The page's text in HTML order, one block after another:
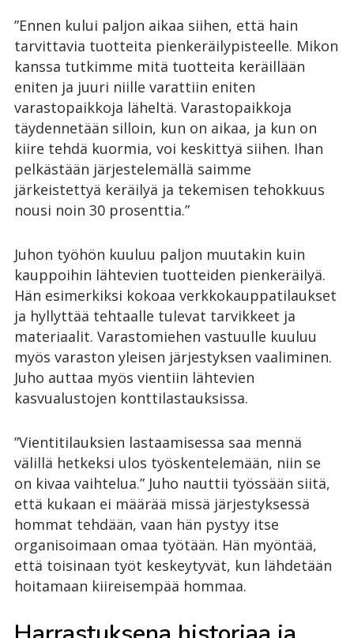
”Ennen kului paljon aikaa siihen, että hain
tarvittavia tuotteita pienkeräilypisteelle. Mikon
kanssa tutkimme mitä tuotteita keräillään
eniten ja juuri niille varattiin eniten
varastopaikkoja läheltä. Varastopaikkoja
täydennetään silloin, kun on aikaa, ja kun on
kiire tehdä kuormia, voi keskittyä siihen. Ihan
pelkästään järjestelemällä saimme
järkeistettyä keräilyä ja tekemisen tehokkuus
nousi noin 30 prosenttia.”
Juhon työhön kuuluu paljon muutakin kuin
kauppoihin lähtevien tuotteiden pienkeräilyä.
Hän esimerkiksi kokoaa verkkokauppatilaukset
ja hyllyttää tehtaalle tulevat tarvikkeet ja
materiaalit. Varastomiehen vastuulle kuuluu
myös varaston yleisen järjestyksen vaaliminen.
Juho auttaa myös vientiin lähtevien
kasvualustojen konttilastauksissa.
”Vientitilauksien lastaamisessa saa mennä
välillä hetkeksi ulos työskentelemään, niin se
on kivaa vaihtelua.” Juho nauttii työssään siitä,
että kukaan ei määrää missä järjestyksessä
hommat tehdään, vaan hän pystyy itse
organisoimaan omaa työtään. Hän myöntää,
että toisinaan työt keskeytyvät, kun lähdetään
hoitamaan kiireisempää hommaa.